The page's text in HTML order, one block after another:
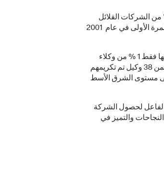
من الشركات القلائل
التي تحصل على هذه الجائزة للمرة الثانية في تاريخها، حيث كانت المرة الأولى في عام 2001
والجدير بالذكر أن هذه الجائزة تعتبر من أهم الجوائز التي يحصل عليها فقط 1 % من وكلاء
ماكدونالدز في العالم حيث كانت شركة الرياض العالمية للأغذية ضمن 38 وكيل تم تكريمهم
مستوى الشرق الأسط
لحصول الشركة
والتميز في